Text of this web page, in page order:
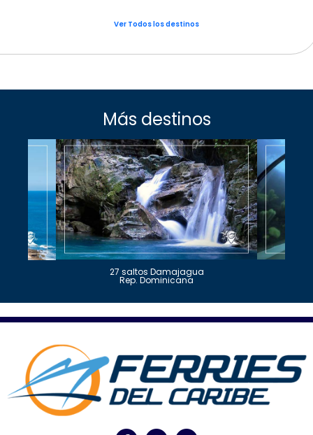
Ver Todos los destinos
Más destinos
27 saltos Damajagua
Rep. Dominicana